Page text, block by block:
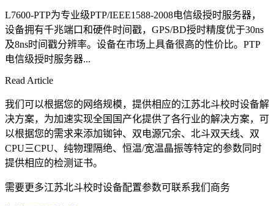
L7600-PTP为专业级PTP/IEEE1588-2008电信级授时服务器，
设备拥有千兆端口和硬件时间戳，GPS/BD授时精度优于30ns
及8ns时间戳分辨率。设备在市场上具备很高的性价比。PTP
电信级授时服务器...
Read Article
我们可以根据您的网络规模，提供相应的江苏北斗校时设备解
决方案，为加速实现全国国产化提供了各行业的解决方案，可
以根据您的需求来添加铷钟、双电源冗余、北斗双天线、双
CPU三CPU、纯物理隔绝、恒温/宽温晶振等特定的参数同时
提供相应的检测证书。
需要更多江苏北斗校时设备配置参数可联系我们商务